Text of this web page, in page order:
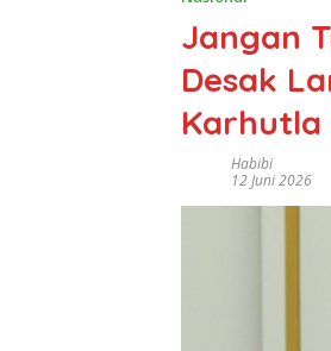
Jangan
Desak
Karhutla
Habibi
12 Juni 2026